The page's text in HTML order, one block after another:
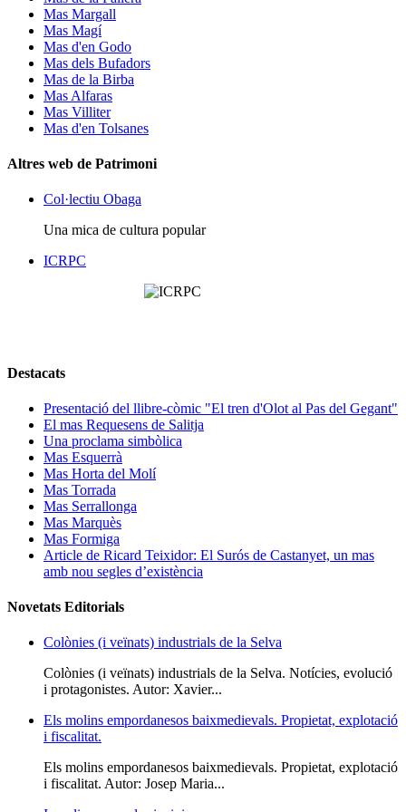
Mas Margall
Mas Magí
Mas d'en Godo
Mas dels Bufadors
Mas de la Birba
Mas Alfaras
Mas Villiter
Mas d'en Tolsanes
Altres web de Patrimoni
Col·lectiu Obaga
Una mica de cultura popular
ICRPC
Destacats
Presentació del llibre-còmic "El tren d'Olot al Pas del Gegant"
El mas Requesens de Salitja
Una proclama simbòlica
Mas Esquerrà
Mas Horta del Molí
Mas Torrada
Mas Serrallonga
Mas Marquès
Mas Formiga
Article de Ricard Teixidor: El Surós de Castanyet, un mas
amb nou segles d’existència
Novetats Editorials
Colònies (i veïnats) industrials de la Selva
Colònies (i veïnats) industrials de la Selva. Notícies, evolució
i protagonistes. Autor: Xavier...
Els molins empordanesos baixmedievals. Propietat, explotació
i fiscalitat.
Els molins empordanesos baixmedievals. Propietat, explotació
i fiscalitat. Autor: Josep Maria...